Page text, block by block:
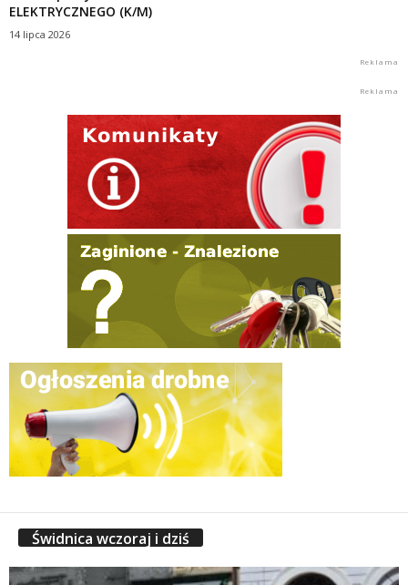
ELEKTRYCZNEGO (K/M)
14 lipca 2026
Świdnica wczoraj i dziś